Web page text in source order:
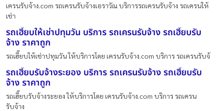
เครนรับจ้าง.com รถเครนรับจ้างเอราวัณ บริการรถเครนรับจ้าง รถเครนให้
เช่า
รถเฮี๊ยบให้เช่าปทุมวัน บริการ รถเครนรับจ้าง รถเฮี๊ยบรับ
จ้าง ราคาถูก
รถเฮี๊ยบให้เช่าปทุมวัน ให้บริการโดย เครนรับจ้าง.com บริการ รถเครนรับจ้
รถเฮี๊ยบรับจ้างระยอง บริการ รถเครนรับจ้าง รถเฮี๊ยบรับ
จ้าง ราคาถูก
รถเฮี๊ยบรับจ้างระยอง ให้บริการโดย เครนรับจ้าง.com บริการ รถเครน
รับจ้าง